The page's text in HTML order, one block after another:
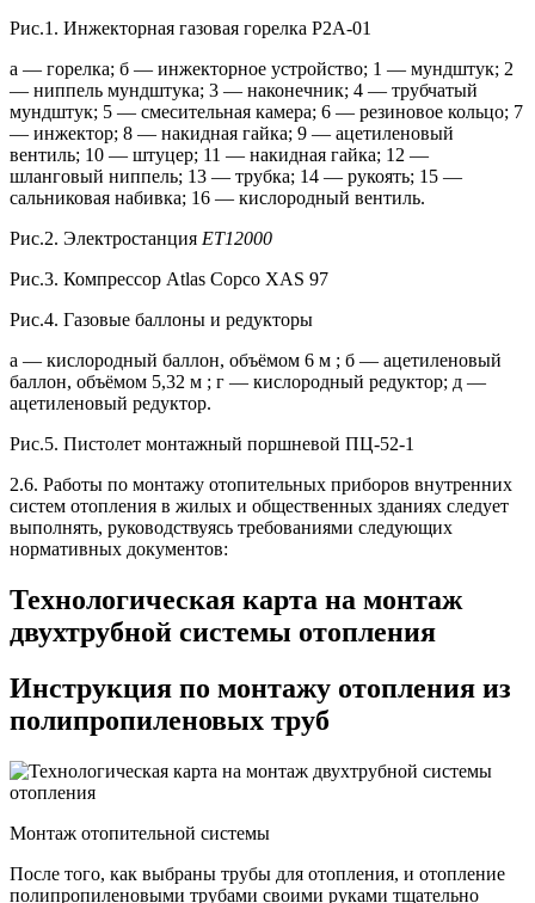
Рис.1. Инжекторная газовая горелка Р2А-01
а — горелка; б — инжекторное устройство; 1 — мундштук; 2
— ниппель мундштука; 3 — наконечник; 4 — трубчатый
мундштук; 5 — смесительная камера; 6 — резиновое кольцо; 7
— инжектор; 8 — накидная гайка; 9 — ацетиленовый
вентиль; 10 — штуцер; 11 — накидная гайка; 12 —
шланговый ниппель; 13 — трубка; 14 — рукоять; 15 —
сальниковая набивка; 16 — кислородный вентиль.
Рис.2. Электростанция ET12000
Рис.3. Компрессор Atlas Copco XAS 97
Рис.4. Газовые баллоны и редукторы
а — кислородный баллон, объёмом 6 м ; б — ацетиленовый
баллон, объёмом 5,32 м ; г — кислородный редуктор; д —
ацетиленовый редуктор.
Рис.5. Пистолет монтажный поршневой ПЦ-52-1
2.6. Работы по монтажу отопительных приборов внутренних
систем отопления в жилых и общественных зданиях следует
выполнять, руководствуясь требованиями следующих
нормативных документов:
Технологическая карта на монтаж
двухтрубной системы отопления
Инструкция по монтажу отопления из
полипропиленовых труб
Монтаж отопительной системы
После того, как выбраны трубы для отопления, и отопление
полипропиленовыми трубами своими руками тщательно